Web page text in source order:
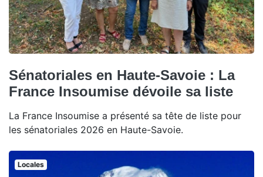
Sénatoriales en Haute-Savoie : La
France Insoumise dévoile sa liste
La France Insoumise a présenté sa tête de liste pour
les sénatoriales 2026 en Haute-Savoie.
Locales